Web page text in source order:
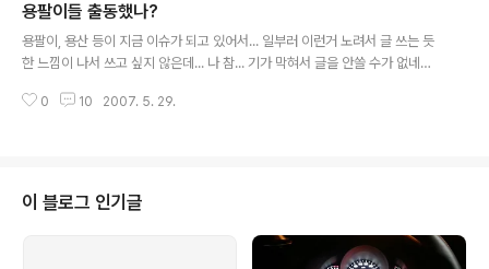
서 설쳐 대는 걸까요? 제발... 저런 사람들 좀... 국가에서 합
법적으로 안죽여 주나요? -.-;; 출처 : [원글] **********
****************************************
에 당시 보호자가 직접 찍은 아이사진이 있습니다. 임산부
용팔이들 출동했나?
용팔이, 용산 등이 지금 이슈가 되고 있어서... 일부러 이런거 노려서 글 쓰는 듯
한 느낌이 나서 쓰고 싶지 않은데... 나 참... 기가 막혀서 글을 안쓸 수가 없네요.
하더라도... 용팔이들이 잘못한 행동에 대해 누구나가 인정하는 것에 대해, 두둔
한 것은 아닌가 라는 착각까지 들게 만드는데... 물론 바꾸어 생각해 볼 수도 있
습니다. 그럼... 그렇다고 해서 맞을래, 죽을래 식으로 말..
0 10 2007. 5. 29.
이 블로그 인기글